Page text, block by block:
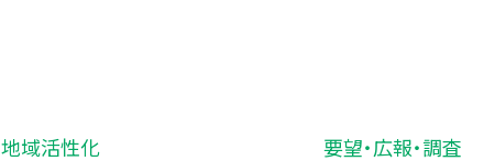
地域活性化 要望・広報・調査